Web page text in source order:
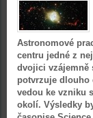
Astronomové
centru jedné z
dvojici vzájemně
potvrzuje dlouho
vedou ke vzniku
okolí. Výsledky